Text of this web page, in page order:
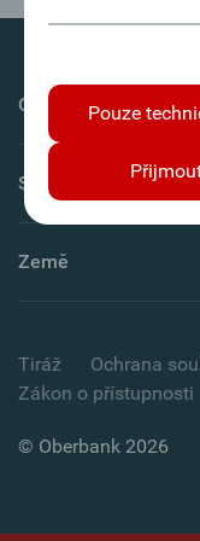
Pouze
Oberbank AG
Servis
Země
Tiráž Ochrana
Zákon o přístupnosti
© Oberbank 2026